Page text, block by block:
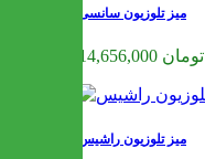
میز تلوزیون سانسی
14,656,000 تومان
میز تلوزیون راشیس